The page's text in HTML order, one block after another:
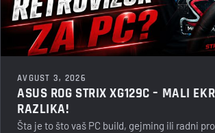
AVGUST 3, 2026
ASUS ROG STRIX XG129C – MALI
RAZLIKA!
Šta je to što vaš PC build, gejming ili radni